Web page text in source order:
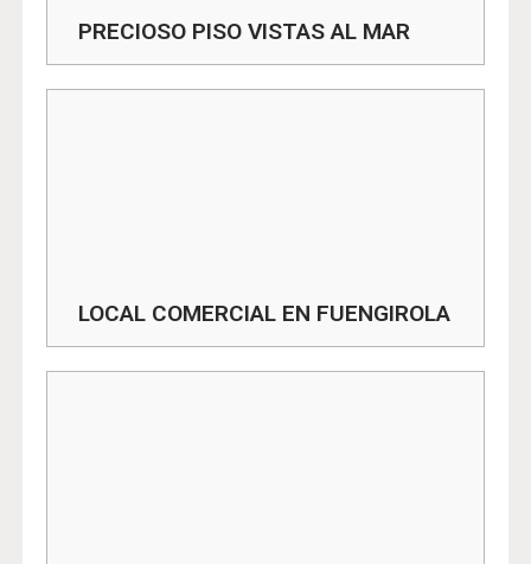
PRECIOSO PISO VISTAS AL MAR
LOCAL COMERCIAL EN FUENGIROLA